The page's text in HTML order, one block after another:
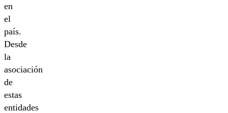
en
el
país.
Desde
la
asociación
de
estas
entidades